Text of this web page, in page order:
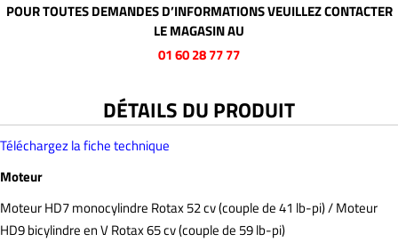
POUR TOUTES DEMANDES D’INFORMATIONS VEUILLEZ CONTACTER
LE MAGASIN AU
01 60 28 77 77
DÉTAILS DU PRODUIT
Téléchargez la fiche technique
Moteur
Moteur HD7 monocylindre Rotax 52 cv (couple de 41 lb-pi) / Moteur
HD9 bicylindre en V Rotax 65 cv (couple de 59 lb-pi)